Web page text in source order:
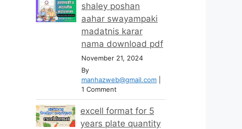
shaley poshan
aahar swayampaki
madatnis karar
nama download pdf
November 21, 2024
By
manhazweb@gmail.com
1 Comment
excell format for 5
years plate quantity